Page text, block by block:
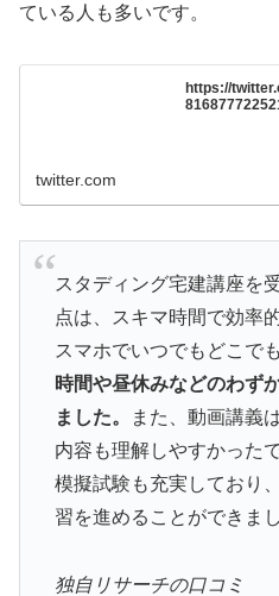
ている人も多いです。
https://
twitter.com
スタディング宅建講座を
点は、スキマ時間で効率
スマホでいつでもどこで
時間や昼休みなどのわず
ました。
また、動画講義
内容も理解しやすかった
模擬試験も充実しており
習を進めることができまし
独自リサーチの口コミ